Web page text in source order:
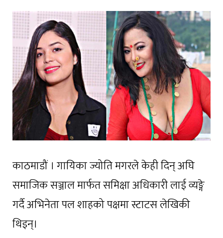
काठमाडौं । गायिका ज्योति मगरले केही दिन् अघि
समाजिक सञ्जाल मार्फत समिक्षा अधिकारी लाई व्यङ्गे
गर्दै अभिनेता पल शाहको पक्षमा स्टाटस लेखिकी
थिइन्।